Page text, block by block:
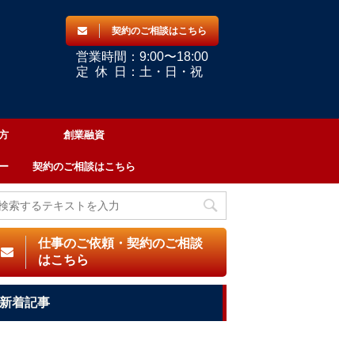
契約のご相談はこちら
営業時間：9:00〜18:00
定 休 日：土・日・祝
創業融資
契約のご相談はこちら
仕事のご依頼・契約のご相談
はこちら
新着記事